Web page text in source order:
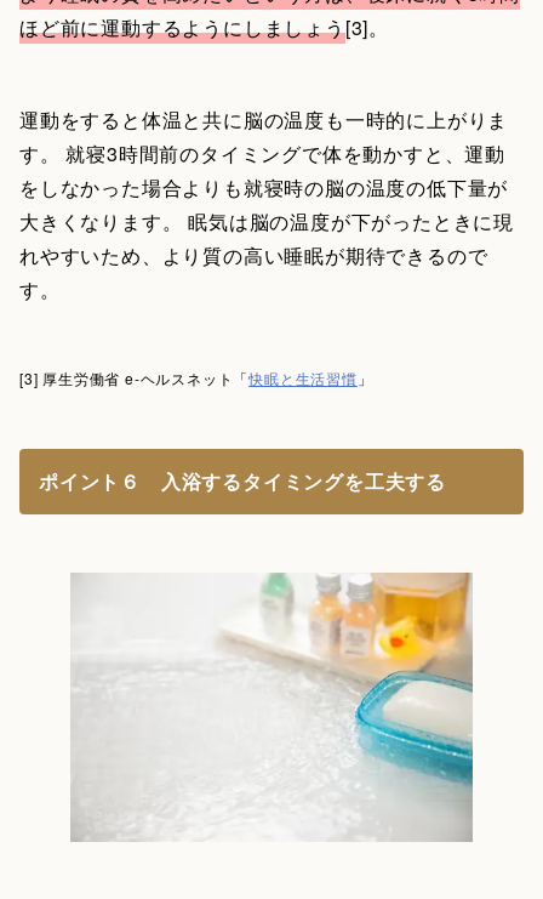
ほど前に運動するようにしましょう[3]。
運動をすると体温と共に脳の温度も一時的に上がりま
す。 就寝3時間前のタイミングで体を動かすと、運動
をしなかった場合よりも就寝時の脳の温度の低下量が
大きくなります。 眠気は脳の温度が下がったときに現
れやすいため、より質の高い睡眠が期待できるので
す。
[3] 厚生労働省 e-ヘルスネット「快眠と生活習慣 」
ポイント６ 入浴するタイミングを工夫する